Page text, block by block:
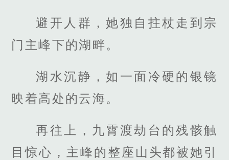
避开人群，她独自拄杖走到宗
门主峰下的湖畔。
湖水沉静，如一面冷硬的银镜
映着高处的云海。
再往上，九霄渡劫台的残骸触
目惊心，主峰的整座山头都被她引